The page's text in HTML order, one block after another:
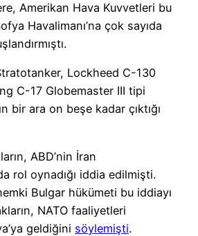
Amerikan Hava Kuvvetleri bu
Havalimanı’na çok sayıda
Lockheed C-130
C-17 Globemaster III tipi
bir ara on beşe kadar çıktığı
ABD’nin İran
rol oynadığı iddia edilmişti.
Bulgar hükümeti bu iddiayı
NATO faaliyetleri
geldiğini söylemişti.